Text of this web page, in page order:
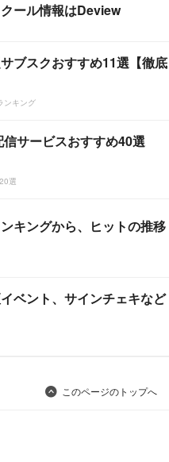
ール情報はDeview
ブスクおすすめ11選【徹底
ンキング
サービスおすすめ40選
選
キングから、ヒットの推移
ベント、サインチェキなど
このページのトップへ